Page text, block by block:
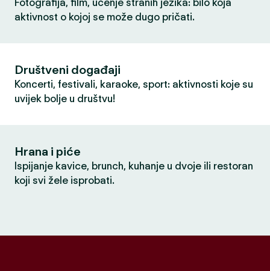
Fotografija, film, učenje stranih jezika: bilo koja
aktivnost o kojoj se može dugo pričati.
Društveni događaji
Koncerti, festivali, karaoke, sport: aktivnosti koje su
uvijek bolje u društvu!
Hrana i piće
Ispijanje kavice, brunch, kuhanje u dvoje ili restoran
koji svi žele isprobati.